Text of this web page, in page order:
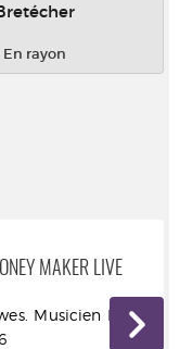
En rayon
MAKER LIVE
Musicien Bertus